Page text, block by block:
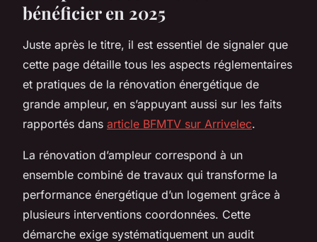
bénéficier en 2025
Juste après le titre, il est essentiel de signaler que
cette page détaille tous les aspects réglementaires
et pratiques de la rénovation énergétique de
grande ampleur, en s’appuyant aussi sur les faits
rapportés dans article BFMTV sur Arrivelec.
La rénovation d’ampleur correspond à un
ensemble combiné de travaux qui transforme la
performance énergétique d’un logement grâce à
plusieurs interventions coordonnées. Cette
démarche exige systématiquement un audit